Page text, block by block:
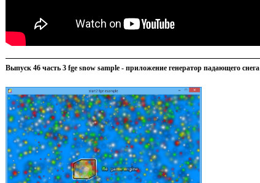
Выпуск 46 часть 3 fge snow sample - приложение генератор падающего снега